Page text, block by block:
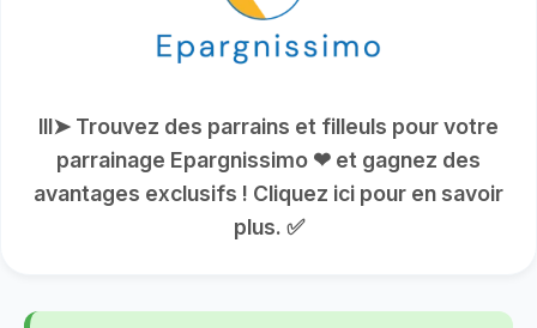
lll➤ Trouvez des parrains et filleuls pour votre
parrainage Epargnissimo ❤ et gagnez des
avantages exclusifs ! Cliquez ici pour en savoir
plus. ✅